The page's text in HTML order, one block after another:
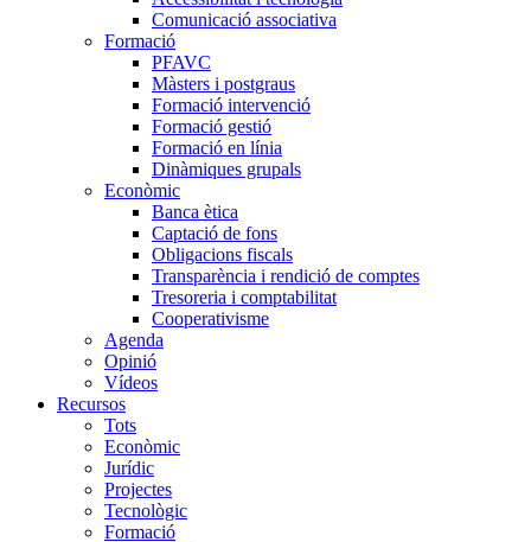
Comunicació associativa
Formació
PFAVC
Màsters i postgraus
Formació intervenció
Formació gestió
Formació en línia
Dinàmiques grupals
Econòmic
Banca ètica
Captació de fons
Obligacions fiscals
Transparència i rendició de comptes
Tresoreria i comptabilitat
Cooperativisme
Agenda
Opinió
Vídeos
Recursos
Tots
Econòmic
Jurídic
Projectes
Tecnològic
Formació